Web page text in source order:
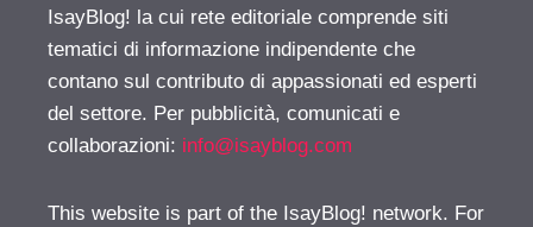
IsayBlog! la cui rete editoriale comprende siti
tematici di informazione indipendente che
contano sul contributo di appassionati ed esperti
del settore. Per pubblicità, comunicati e
collaborazioni: info@isayblog.com
This website is part of the IsayBlog! network. For